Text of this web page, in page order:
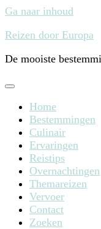
Ga naar inhoud
Reizen door Europa
De mooiste
Home
Bestemmingen
Culinair
Ervaringen
Reistips
Overnachtingen
Themareizen
Vervoer
Contact
Zoeken